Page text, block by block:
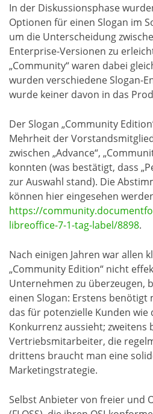
In der Diskussionsphase
Optionen für einen Slogan im
um die Unterscheidung
Enterprise-Versionen zu
„Community“ waren dabei
wurden verschiedene Slogan-
wurde keiner davon in das
Der Slogan „Community
Mehrheit der
zwischen „Advance“,
konnten (was bestätigt, dass
zur Auswahl stand). Die
können hier eingesehen
https://
libreoffice-7-1-tag-label/8898.
Nach einigen Jahren war allen
„Community Edition“ nicht
Unternehmen zu überzeugen,
einen Slogan: Erstens benötigt
das für potenzielle Kunden
Konkurrenz aussieht; zweitens
Vertriebsmitarbeiter, die
drittens braucht man eine
Marketingstrategie.
Selbst Anbieter von freier und